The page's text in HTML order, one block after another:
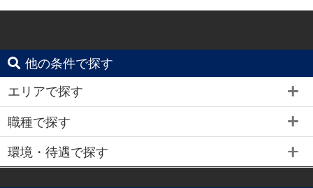
他の条件で探す
エリアで探す
職種で探す
環境・待遇で探す